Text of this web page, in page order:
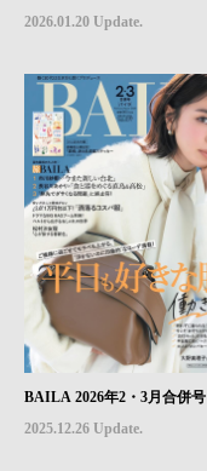
2026.01.20 Update.
BAILA 2026年2・3月合併号
2025.12.26 Update.